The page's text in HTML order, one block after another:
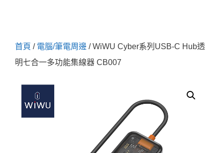
首頁 / 電腦/筆電周邊 / WiWU Cyber系列USB-C Hub透
明七合一多功能集線器 CB007